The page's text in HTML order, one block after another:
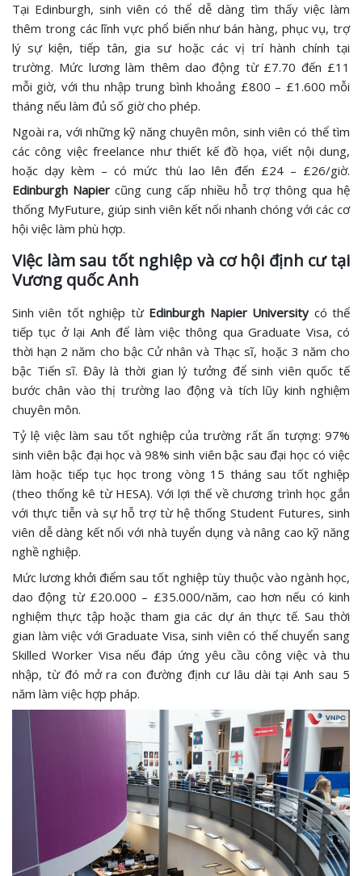
Tại Edinburgh, sinh viên có thể dễ dàng tìm thấy việc làm
thêm trong các lĩnh vực phổ biến như bán hàng, phục vụ, trợ
lý sự kiện, tiếp tân, gia sư hoặc các vị trí hành chính tại
trường. Mức lương làm thêm dao động từ £7.70 đến £11
mỗi giờ, với thu nhập trung bình khoảng £800 – £1.600 mỗi
tháng nếu làm đủ số giờ cho phép.
Ngoài ra, với những kỹ năng chuyên môn, sinh viên có thể tìm
các công việc freelance như thiết kế đồ họa, viết nội dung,
hoặc dạy kèm – có mức thù lao lên đến £24 – £26/giờ.
Edinburgh Napier cũng cung cấp nhiều hỗ trợ thông qua hệ
thống MyFuture, giúp sinh viên kết nối nhanh chóng với các cơ
hội việc làm phù hợp.
Việc làm sau tốt nghiệp và cơ hội định cư tại
Vương quốc Anh
Sinh viên tốt nghiệp từEdinburgh Napier University có thể
tiếp tục ở lại Anh để làm việc thông qua Graduate Visa, có
thời hạn 2 năm cho bậc Cử nhân và Thạc sĩ, hoặc 3 năm cho
bậc Tiến sĩ. Đây là thời gian lý tưởng để sinh viên quốc tế
bước chân vào thị trường lao động và tích lũy kinh nghiệm
chuyên môn.
Tỷ lệ việc làm sau tốt nghiệp của trường rất ấn tượng: 97%
sinh viên bậc đại học và 98% sinh viên bậc sau đại học có việc
làm hoặc tiếp tục học trong vòng 15 tháng sau tốt nghiệp
(theo thống kê từ HESA). Với lợi thế về chương trình học gắn
với thực tiễn và sự hỗ trợ từ hệ thống Student Futures, sinh
viên dễ dàng kết nối với nhà tuyển dụng và nâng cao kỹ năng
nghề nghiệp.
Mức lương khởi điểm sau tốt nghiệp tùy thuộc vào ngành học,
dao động từ £20.000 – £35.000/năm, cao hơn nếu có kinh
nghiệm thực tập hoặc tham gia các dự án thực tế. Sau thời
gian làm việc với Graduate Visa, sinh viên có thể chuyển sang
Skilled Worker Visa nếu đáp ứng yêu cầu công việc và thu
nhập, từ đó mở ra con đường định cư lâu dài tại Anh sau 5
năm làm việc hợp pháp.